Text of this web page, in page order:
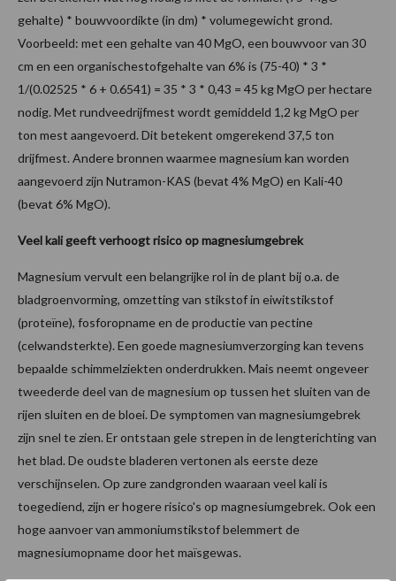
gehalte) * bouwvoordikte (in dm) * volumegewicht grond.
Voorbeeld: met een gehalte van 40 MgO, een bouwvoor van 30
cm en een organischestofgehalte van 6% is (75-40) * 3 *
1/(0.02525 * 6 + 0.6541) = 35 * 3 * 0,43 = 45 kg MgO per hectare
nodig. Met rundveedrijfmest wordt gemiddeld 1,2 kg MgO per
ton mest aangevoerd. Dit betekent omgerekend 37,5 ton
drijfmest. Andere bronnen waarmee magnesium kan worden
aangevoerd zijn Nutramon-KAS (bevat 4% MgO) en Kali-40
(bevat 6% MgO).
Veel kali geeft verhoogt risico op magnesiumgebrek
Magnesium vervult een belangrijke rol in de plant bij o.a. de
bladgroenvorming, omzetting van stikstof in eiwitstikstof
(proteïne), fosforopname en de productie van pectine
(celwandsterkte). Een goede magnesiumverzorging kan tevens
bepaalde schimmelziekten onderdrukken. Mais neemt ongeveer
tweederde deel van de magnesium op tussen het sluiten van de
rijen sluiten en de bloei. De symptomen van magnesiumgebrek
zijn snel te zien. Er ontstaan gele strepen in de lengterichting van
het blad. De oudste bladeren vertonen als eerste deze
verschijnselen. Op zure zandgronden waaraan veel kali is
toegediend, zijn er hogere risico's op magnesiumgebrek. Ook een
hoge aanvoer van ammoniumstikstof belemmert de
magnesiumopname door het maïsgewas.